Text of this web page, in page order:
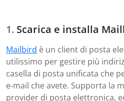
Scarica e installa
Mailbird è un client di posta
utilissimo per gestire più
casella di posta unificata che
e-mail che avete. Supporta la
provider di posta elettronica,